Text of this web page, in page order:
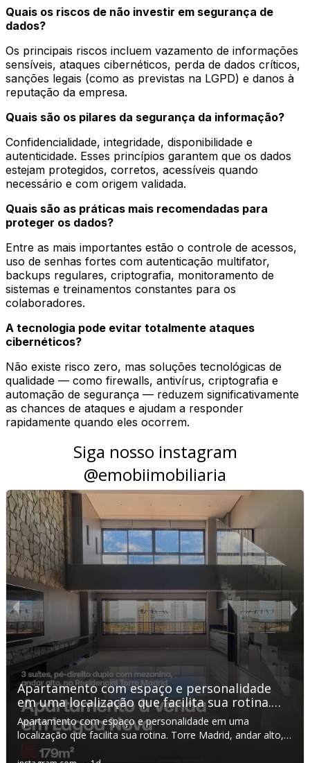
Quais os riscos de não investir em segurança de
dados?
Os principais riscos incluem vazamento de informações
sensíveis, ataques cibernéticos, perda de dados críticos,
sanções legais (como as previstas na LGPD) e danos à
reputação da empresa.
Quais são os pilares da segurança da informação?
Confidencialidade, integridade, disponibilidade e
autenticidade. Esses princípios garantem que os dados
estejam protegidos, corretos, acessíveis quando
necessário e com origem validada.
Quais são as práticas mais recomendadas para
proteger os dados?
Entre as mais importantes estão o controle de acessos,
uso de senhas fortes com autenticação multifator,
backups regulares, criptografia, monitoramento de
sistemas e treinamentos constantes para os
colaboradores.
A tecnologia pode evitar totalmente ataques
cibernéticos?
Não existe risco zero, mas soluções tecnológicas de
qualidade — como firewalls, antivírus, criptografia e
automação de segurança — reduzem significativamente
as chances de ataques e ajudam a responder
rapidamente quando eles ocorrem.